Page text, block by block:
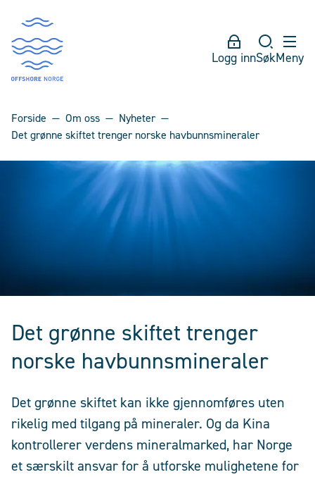
Logg innSøkMeny
Forside Om oss
Nyheter
Det grønne skiftet trenger norske havbunnsmineraler
Det grønne skiftet trenger
norske havbunnsmineraler
Det grønne skiftet kan ikke gjennomføres uten
rikelig med tilgang på mineraler. Og da Kina
kontrollerer verdens mineralmarked, har Norge
et særskilt ansvar for å utforske mulighetene for